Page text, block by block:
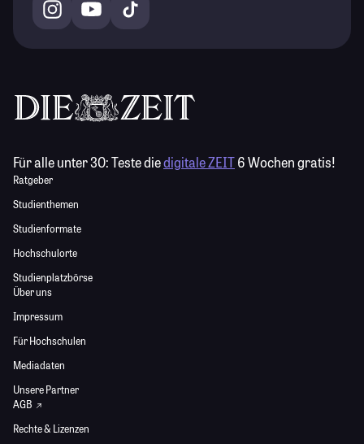
Für alle unter 30:Teste diedigitale ZEIT6 Wochen gratis!
Ratgeber
Studienthemen
Studienformate
Hochschulorte
Studienplatzbörse
Über uns
Impressum
Für Hochschulen
Mediadaten
Unsere Partner
AGB
Rechte & Lizenzen